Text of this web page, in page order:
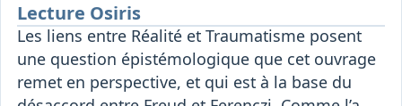
Lecture Osiris
Les liens entre Réalité et Traumatisme posent
une question épistémologique que cet ouvrage
remet en perspective, et qui est à la base du